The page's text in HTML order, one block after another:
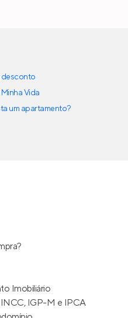
desconto
Vida
um apartamento?
Imobiliário
IGP-M e IPCA